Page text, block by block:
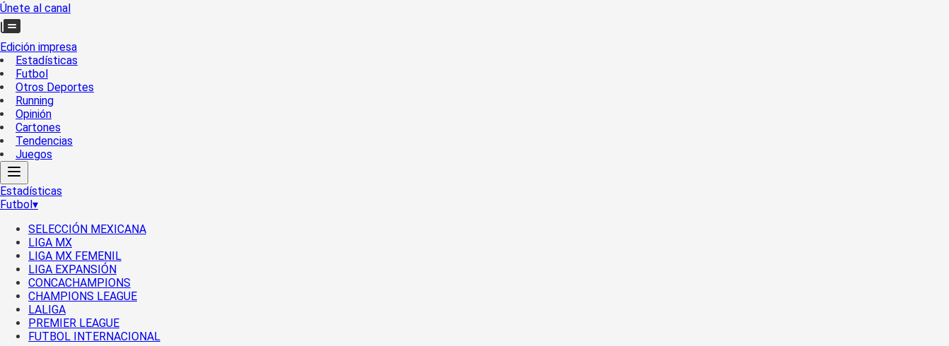
Únete al canal
Edición impresa
Estadísticas
Futbol
Otros Deportes
Running
Opinión
Cartones
Tendencias
Juegos
Estadísticas
Futbol▾
SELECCIÓN MEXICANA
LIGA MX
LIGA MX FEMENIL
LIGA EXPANSIÓN
CONCACHAMPIONS
CHAMPIONS LEAGUE
LALIGA
PREMIER LEAGUE
FUTBOL INTERNACIONAL